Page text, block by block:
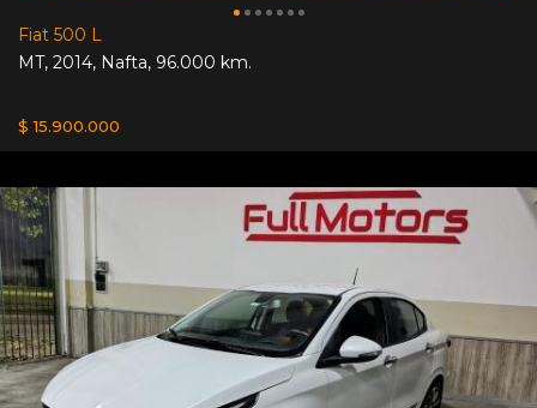
Fiat 500 L
MT, 2014, Nafta, 96.000 km.
$ 15.900.000